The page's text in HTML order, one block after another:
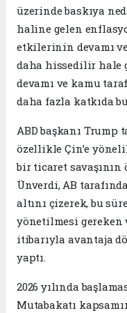
üzerinde baskıya
haline gelen
etkilerinin devamı
daha hissedilir hale
devamı ve kamu
daha fazla katkıda
ABD başkanı Trump
özellikle Çin’e
bir ticaret savaşının
Ünverdi, AB
altını çizerek, bu
yönetilmesi gereken
itibarıyla avantaja
yaptı.
2026 yılında
Mutabakatı